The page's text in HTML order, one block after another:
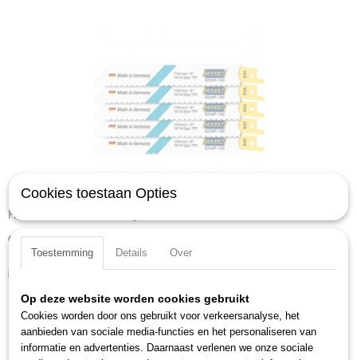
Hazet 9234P-150/5 Zaagbladenset 150x19x0.9
€ 21,94
IN WINKELWAGEN
Cookies toestaan Opties
Toestemming Details Over
Op deze website worden cookies gebruikt
Cookies worden door ons gebruikt voor verkeersanalyse, het
aanbieden van sociale media-functies en het personaliseren van
informatie en advertenties. Daarnaast verlenen we onze sociale